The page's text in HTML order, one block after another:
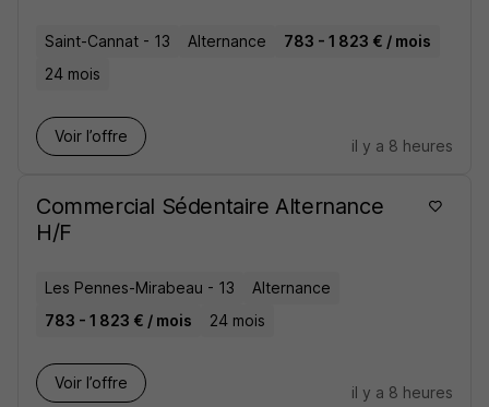
Saint-Cannat - 13 Alternance
783 - 1 823 € / mois
24 mois
Voir l’offre
il y a 8 heures
Commercial Sédentaire Alternance
H/F
Les Pennes-Mirabeau - 13
Alternance
783 - 1 823 € / mois
24 mois
Voir l’offre
il y a 8 heures